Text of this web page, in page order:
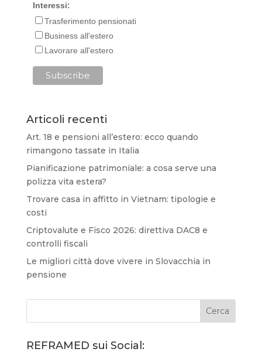
Interessi:
Trasferimento pensionati
Business all'estero
Lavorare all'estero
Articoli recenti
Art. 18 e pensioni all’estero: ecco quando
rimangono tassate in Italia
Pianificazione patrimoniale: a cosa serve una
polizza vita estera?
Trovare casa in affitto in Vietnam: tipologie e
costi
Criptovalute e Fisco 2026: direttiva DAC8 e
controlli fiscali
Le migliori città dove vivere in Slovacchia in
pensione
REFRAMED sui Social: